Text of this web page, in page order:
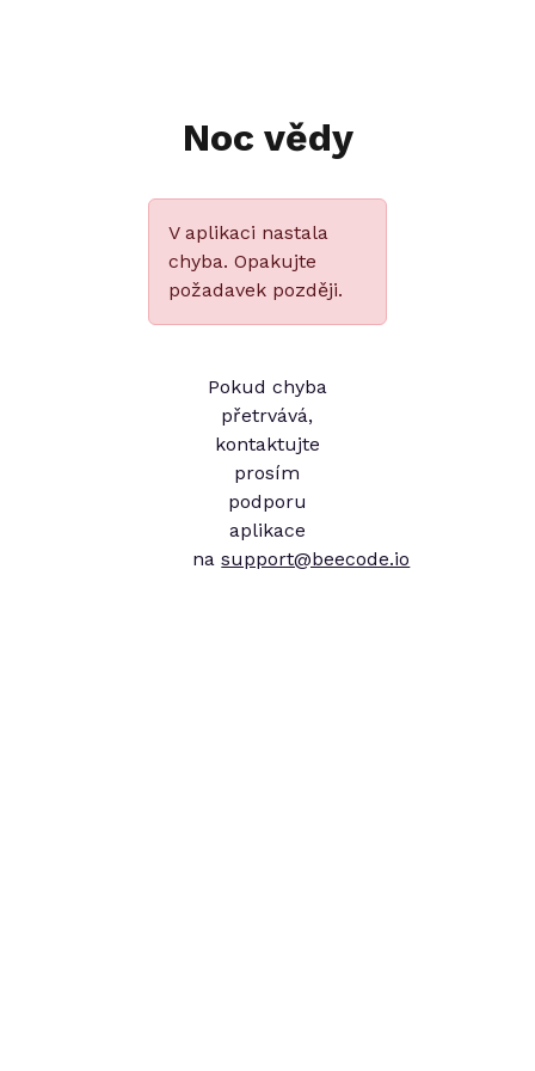
Noc vědy
V aplikaci nastala
chyba. Opakujte
požadavek později.
Pokud chyba
přetrvává,
kontaktujte
prosím
podporu
aplikace
nasupport@beecode.io